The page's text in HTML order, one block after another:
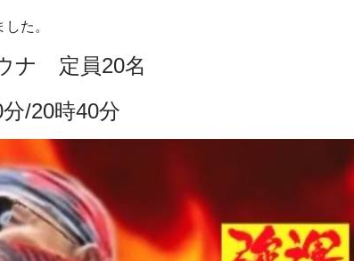
た。
ウナ 定員20名
/20時40分